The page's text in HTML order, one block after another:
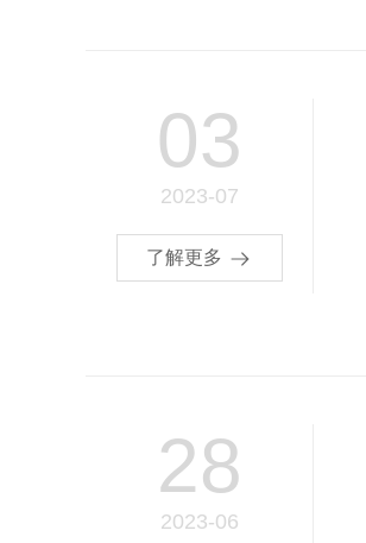
03
2023-07
了解更多
28
2023-06